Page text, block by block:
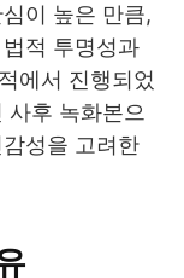
이 높은 만큼,
적 투명성과
에서 진행되었
사후 녹화본으
성을 고려한